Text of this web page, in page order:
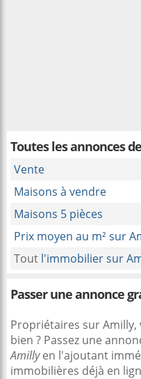
Toutes les annonces de
Vente
Maisons à vendre
Maisons 5 pièces
Prix moyen au m² sur
Tout l'immobilier sur
Passer une annonce
Propriétaires sur
bien ? Passez une
Amillyen l'ajoutant
immobilières déjà en